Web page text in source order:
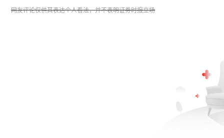
网友评论仅供其表达个人看法，并不表明证券时报立场